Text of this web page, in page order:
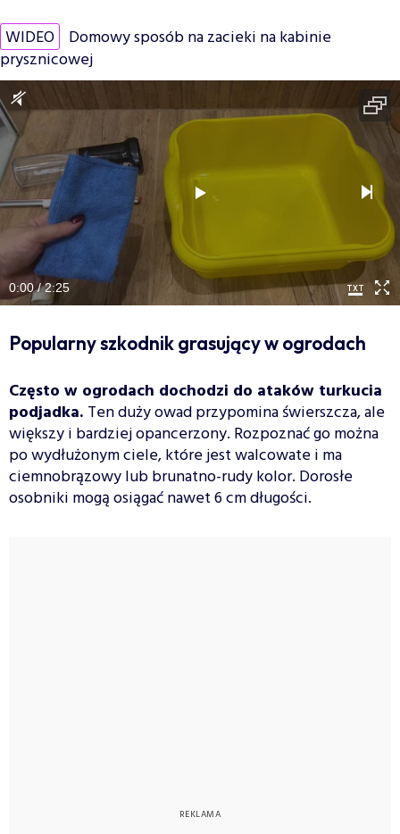
WIDEO Domowy sposób na zacieki na kabinie
prysznicowej
0:00 / 2:25
Popularny szkodnik grasujący w ogrodach
Często w ogrodach dochodzi do ataków turkucia
podjadka. Ten duży owad przypomina świerszcza, ale
większy i bardziej opancerzony. Rozpoznać go można
po wydłużonym ciele, które jest walcowate i ma
ciemnobrązowy lub brunatno-rudy kolor. Dorosłe
osobniki mogą osiągać nawet 6 cm długości.